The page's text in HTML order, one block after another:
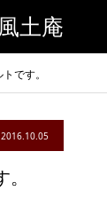
土庵
です。
2016.10.05